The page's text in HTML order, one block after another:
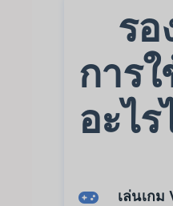
รอ
การ
อะไ
เล่นเกม